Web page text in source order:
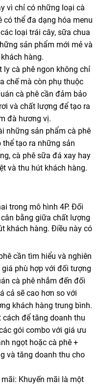
vì chỉ có những loại cà
có thể đa dạng hóa menu
loại trái cây, sữa chua
sản phẩm mới mẻ và
hàng.
cà phê ngon không chỉ
chế mà còn phụ thuộc
cà phê cần đảm bảo
và chất lượng để tạo ra
đà hương vị.
những sản phẩm cà phê
tạo ra những sản
cà phê sữa đá xay hay
và thu hút khách hàng.
trong mô hình 4P. Đối
bằng giữa chất lượng
khách hàng. Điều này có
cần tìm hiểu và nghiên
phù hợp với đối tượng
cà phê nhắm đến đối
cả sẽ cao hơn so với
khách hàng trung bình.
để tăng doanh thu
gói combo với giá ưu
ngọt hoặc cà phê +
và tăng doanh thu cho
Khuyến mãi là một